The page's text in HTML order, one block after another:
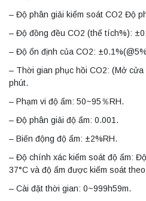
– Độ phân giải kiểm soát CO2 Độ
– Độ đồng đều CO2 (thể tích%):
– Độ ổn định của CO2:
– Thời gian phục hồi CO2: (Mở
phút.
– Phạm vi độ ẩm: 50~95％RH.
– Độ phân giải độ ẩm: 0.001.
– Biến động độ ẩm: ±2%RH.
– Độ chính xác kiểm soát độ ẩm:
37°C và độ ẩm được kiểm soát
– Cài đặt thời gian: 0~999h59m.